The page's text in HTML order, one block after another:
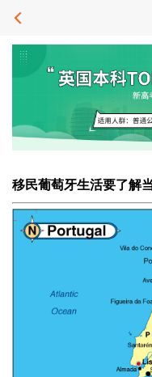
移民葡萄牙生活要了解